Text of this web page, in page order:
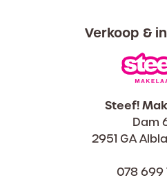
Verkoop &
Steef!
Dam
2951 GA
078 699